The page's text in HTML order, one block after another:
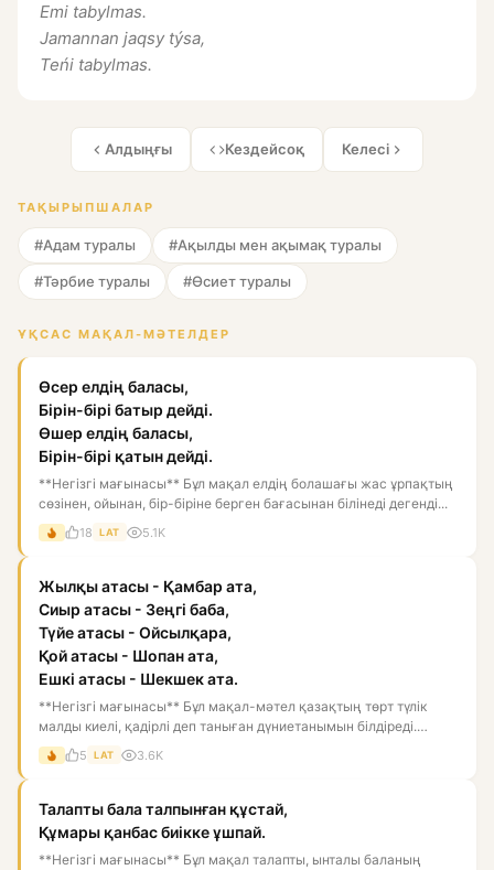
Emi tabylmas.
Jamannan jaqsy týsa,
Teńi tabylmas.
Алдыңғы Кездейсоқ Келесі
ТАҚЫРЫПШАЛАР
#Адам туралы #Ақылды мен ақымақ туралы
#Тәрбие туралы #Өсиет туралы
ҰҚСАС МАҚАЛ-МӘТЕЛДЕР
Өсер елдің баласы,
Бірін-бірі батыр дейді.
Өшер елдің баласы,
Бірін-бірі қатын дейді.
**Негізгі мағынасы** Бұл мақал елдің болашағы жас ұрпақтың
сөзінен, ойынан, бір-біріне берген бағасынан білінеді дегенді...
18 LAT 5.1K
Жылқы атасы - Қамбар ата,
Сиыр атасы - Зеңгі баба,
Түйе атасы - Ойсылқара,
Қой атасы - Шопан ата,
Ешкі атасы - Шекшек ата.
**Негізгі мағынасы** Бұл мақал-мәтел қазақтың төрт түлік
малды киелі, қадірлі деп таныған дүниетанымын білдіреді.
Мұнда...
5 LAT 3.6K
Талапты бала талпынған құстай,
Құмары қанбас биікке ұшпай.
**Негізгі мағынасы** Бұл мақал талапты, ынталы баланың